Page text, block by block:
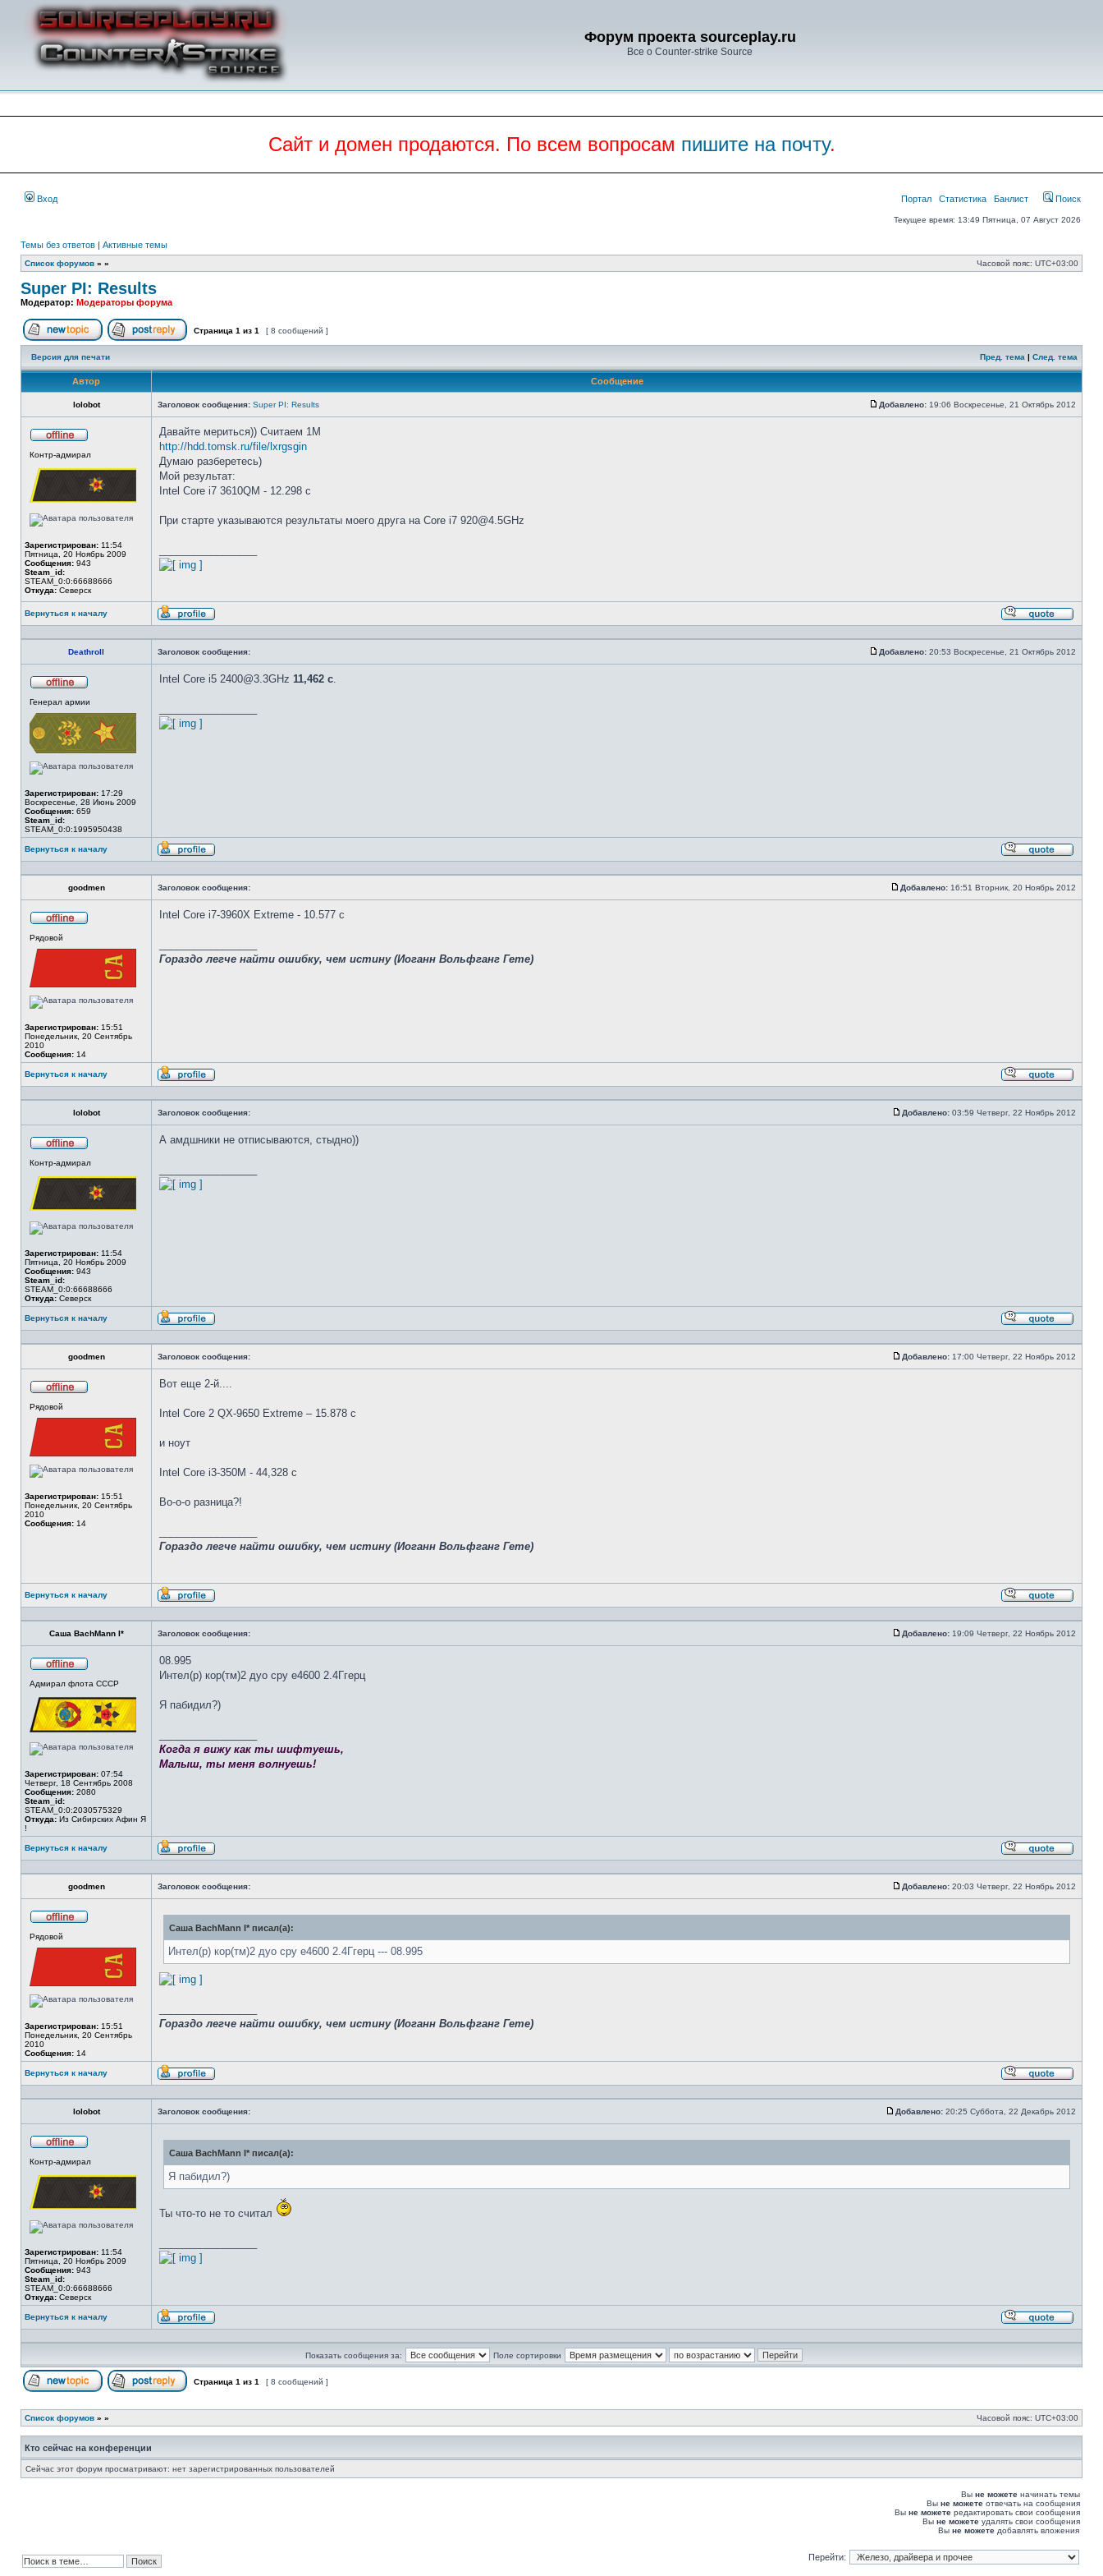
Форум проекта sourceplay.ru
Все о Counter-strike Source
Сайт и домен продаются. По всем вопросам пишите на почту.
Вход Портал Статистика Банлист Поиск
Текущее время: 13:49 Пятница, 07 Август 2026
Темы без ответов | Активные темы
Список форумов » » Часовой пояс: UTC+03:00
Super PI: Results
Модератор: Модераторы форума
Начать новую тему Ответить на тему
Страница 1 из 1 [ 8 сообщений ]
Версия для печати Пред. тема | След. тема
Автор Сообщение
lolobot Заголовок сообщения: Super PI: Results
Сообщение
Добавлено: 19:06 Воскресенье, 21 Октябрь 2012
в
Контр-адмирал
Зарегистрирован: 11:54
Пятница, 20 Ноябрь 2009
Сообщения: 943
Steam_id:
STEAM_0:0:66688666
Откуда: Северск
Давайте мериться)) Считаем 1М
http://hdd.tomsk.ru/file/lxrgsgin
Думаю разберетесь)
Мой результат:
Intel Core i7 3610QM - 12.298 с
При старте указываются результаты моего друга на Core i7 920@4.5GHz
Вернуться к началу
Профиль
Deathroll
Заголовок сообщения:
Сообщение
Добавлено: 20:53 Воскресенье, 21 Октябрь 2012
в
сети
Генерал армии
Зарегистрирован: 17:29
Воскресенье, 28 Июнь 2009
Сообщения: 659
Steam_id:
STEAM_0:0:1995950438
Intel Core i5 2400@3.3GHz 11,462 с.
Вернуться к началу
Профиль
goodmen
Заголовок сообщения:
Сообщение
Добавлено: 16:51 Вторник, 20 Ноябрь 2012
сети
Рядовой
Зарегистрирован: 15:51
Понедельник, 20 Сентябрь
2010
Сообщения: 14
Intel Core i7-3960X Extreme - 10.577 c
Гораздо легче найти ошибку, чем истину (Иоганн Вольфганг Гете)
Вернуться к началу
Профиль
lolobot
Заголовок сообщения:
Сообщение
Добавлено: 03:59 Четверг, 22 Ноябрь 2012
в
Контр-адмирал
Зарегистрирован: 11:54
Пятница, 20 Ноябрь 2009
Сообщения: 943
Steam_id:
STEAM_0:0:66688666
Откуда: Северск
А амдшники не отписываются, стыдно))
Вернуться к началу
Профиль
goodmen
Заголовок сообщения:
Сообщение
Добавлено: 17:00 Четверг, 22 Ноябрь 2012
сети
Рядовой
Зарегистрирован: 15:51
Понедельник, 20 Сентябрь
2010
Сообщения: 14
Вот еще 2-й....
Intel Core 2 QX-9650 Extreme – 15.878 c
и ноут
Intel Core i3-350M - 44,328 с
Во-о-о разница?!
Гораздо легче найти ошибку, чем истину (Иоганн Вольфганг Гете)
Вернуться к началу
Профиль
Саша BachMann I*
Заголовок сообщения:
Сообщение
Добавлено: 19:09 Четверг, 22 Ноябрь 2012
в
Адмирал флота СССР
Зарегистрирован: 07:54
Четверг, 18 Сентябрь 2008
Сообщения: 2080
Steam_id:
STEAM_0:0:2030575329
Откуда: Из Сибирских Афин Я
!
08.995
Интел(р) кор(тм)2 дуо сру е4600 2.4Ггерц
Я пабидил?)
Когда я вижу как ты шифтуешь,
Малыш, ты меня волнуешь!
Вернуться к началу
Профиль
goodmen
Заголовок сообщения:
Сообщение
Добавлено: 20:03 Четверг, 22 Ноябрь 2012
сети
Рядовой
Зарегистрирован: 15:51
Понедельник, 20 Сентябрь
2010
Сообщения: 14
Саша BachMann I* писал(а):
Интел(р) кор(тм)2 дуо сру е4600 2.4Ггерц --- 08.995
Гораздо легче найти ошибку, чем истину (Иоганн Вольфганг Гете)
Вернуться к началу
Профиль
lolobot
Заголовок сообщения:
Сообщение
Добавлено: 20:25 Суббота, 22 Декабрь 2012
в
Контр-адмирал
Зарегистрирован: 11:54
Пятница, 20 Ноябрь 2009
Сообщения: 943
Steam_id:
STEAM_0:0:66688666
Откуда: Северск
Саша BachMann I* писал(а):
Я пабидил?)
Ты что-то не то считал
Вернуться к началу
Профиль
Показать сообщения за:
Поле сортировки
Страница 1 из 1 [ 8 сообщений ]
Список форумов » » Часовой пояс: UTC+03:00
Кто сейчас на конференции
Сейчас этот форум просматривают: нет зарегистрированных пользователей
Вы не можете начинать темы
Вы не можете отвечать на сообщения
Вы не можете редактировать свои сообщения
Вы не можете удалять свои сообщения
Вы не можете добавлять вложения
Перейти: